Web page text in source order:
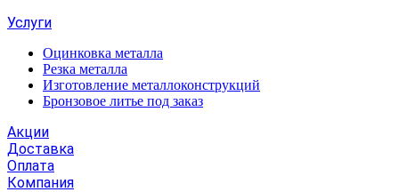
Услуги
Оцинковка металла
Резка металла
Изготовление металлоконструкций
Бронзовое литье под заказ
Акции
Доставка
Оплата
Компания